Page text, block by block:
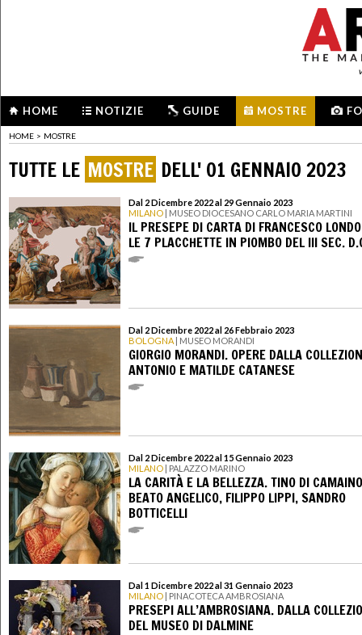
HOME NOTIZIE GUIDE MOSTRE
HOME > MOSTRE
TUTTE LE MOSTRE DELL' 01 GENNAIO 2023
Dal 2 Dicembre 2022 al 29 Gennaio 2023
MILANO | MUSEO DIOCESANO CARLO MARIA MARTINI
IL PRESEPE DI CARTA DI FRANCESCO
LE 7 PLACCHETTE IN PIOMBO DEL III SEC.
Dal 2 Dicembre 2022 al 26 Febbraio 2023
BOLOGNA | MUSEO MORANDI
GIORGIO MORANDI. OPERE DALLA
ANTONIO E MATILDE CATANESE
Dal 2 Dicembre 2022 al 15 Gennaio 2023
MILANO | PALAZZO MARINO
LA CARITÀ E LA BELLEZZA. TINO DI
BEATO ANGELICO, FILIPPO LIPPI, SANDRO
BOTTICELLI
Dal 1 Dicembre 2022 al 31 Gennaio 2023
MILANO | PINACOTECA AMBROSIANA
PRESEPI ALL’AMBROSIANA. DALLA
DEL MUSEO DI DALMINE